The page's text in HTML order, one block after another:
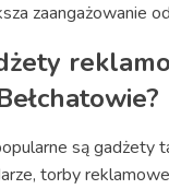
zaangażowanie
są gadżety
torby